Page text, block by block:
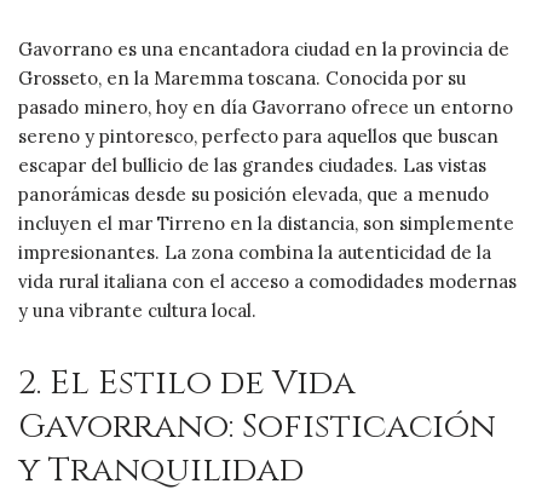
Gavorrano es una encantadora ciudad en la provincia de
Grosseto, en la Maremma toscana. Conocida por su
pasado minero, hoy en día Gavorrano ofrece un entorno
sereno y pintoresco, perfecto para aquellos que buscan
escapar del bullicio de las grandes ciudades. Las vistas
panorámicas desde su posición elevada, que a menudo
incluyen el mar Tirreno en la distancia, son simplemente
impresionantes. La zona combina la autenticidad de la
vida rural italiana con el acceso a comodidades modernas
y una vibrante cultura local.
2. El Estilo de Vida
Gavorrano: Sofisticación
y Tranquilidad